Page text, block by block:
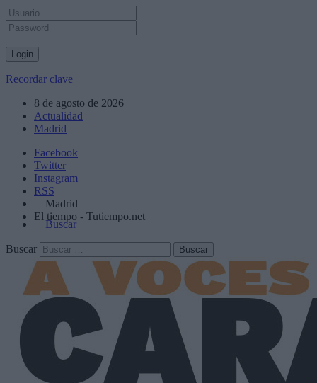
Recordar clave
8 de agosto de 2026
Actualidad
Madrid
Facebook
Twitter
Instagram
RSS
Madrid
El tiempo - Tutiempo.net
Buscar
Buscar